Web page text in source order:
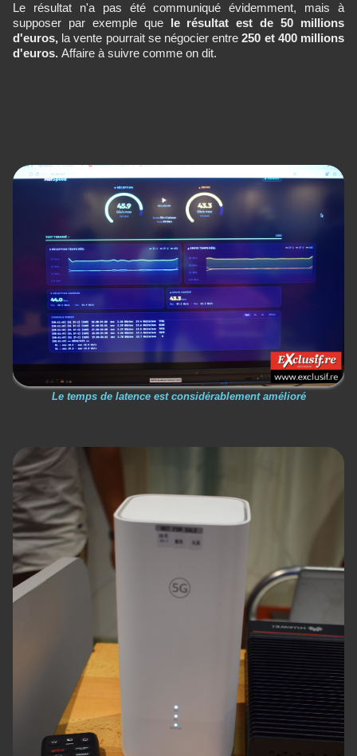
Le résultat n'a pas été communiqué évidemment, mais à
supposer par exemple que le résultat est de 50 millions
d'euros, la vente pourrait se négocier entre250 et 400 millions
d'euros. Affaire à suivre comme on dit.
Le temps de latence est considérablement amélioré